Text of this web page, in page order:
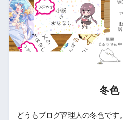
冬色
どうもブログ管理人の冬色です。